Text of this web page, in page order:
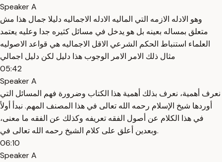
Speaker A
وهو الادله الازمه التي الماليه الادله الاجماليه دليلا جمال هذا مش
متعلق بمساله بعينه بل هو يدخل في مسائل كثيره جدا وعليه يعتمد
العلماء استنباط الحكم الشرعي الاقل الاجماليه هي قواعد الاصوليه
مثال ذلك الامر الامر الوجوب هذا دليل لكن دليل اجمالي
05:42
Speaker A
نعرف أهمية، نعرف بذلك أهمية هذا الكتاب وضرورة فهم المسائل التي
أوردها شيخ الإسلام رحمه الله تعالى في هذا المصنف المهم. نبدأ أولاً
في هذا الكلام عن أصول الفقه تعريفه وكذلك عن الفقه ما معنى،
وبعدين أعلق على كلام الشيخ رحمه الله تعالى في.
06:10
Speaker A